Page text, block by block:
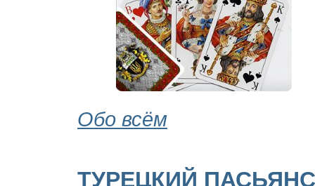
Обо всём
ТУРЕЦКИЙ ПАСЬЯНС